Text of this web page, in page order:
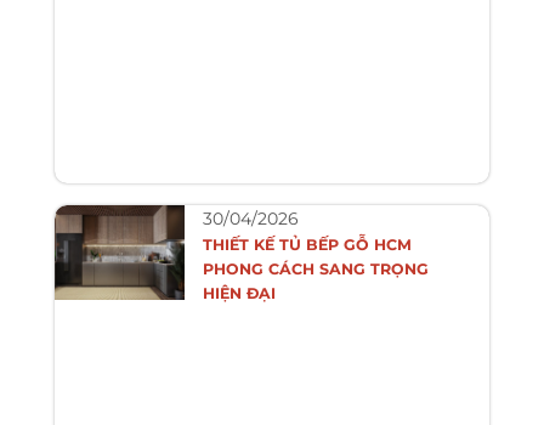
30/04/2026
THIẾT KẾ TỦ BẾP GỖ HCM
PHONG CÁCH SANG TRỌNG
HIỆN ĐẠI